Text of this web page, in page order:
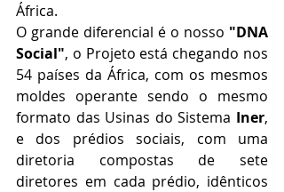
África.
O grande diferencial é o nosso "DNA
Social", o Projeto está chegando nos
54 países da África, com os mesmos
moldes operante sendo o mesmo
formato das Usinas do Sistema Iner,
e dos prédios sociais, com uma
diretoria compostas de sete
diretores em cada prédio, idênticos